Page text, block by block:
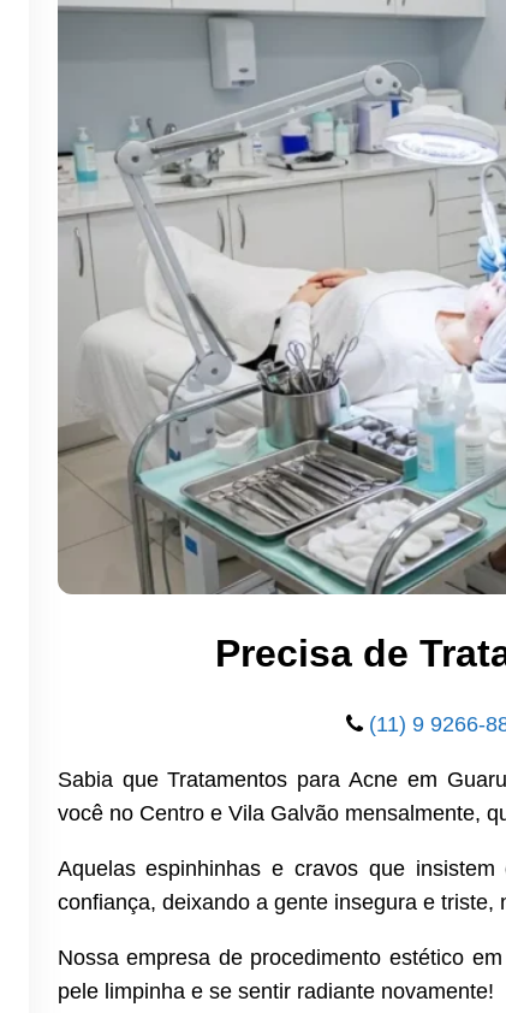
Precisa de
(11) 9 9266-
Sabia que Tratamentos para Acne em
você no Centro e Vila Galvão mensalmente,
Aquelas espinhinhas e cravos que
confiança, deixando a gente insegura e triste,
Nossa empresa de procedimento estético
pele limpinha e se sentir radiante novamente!